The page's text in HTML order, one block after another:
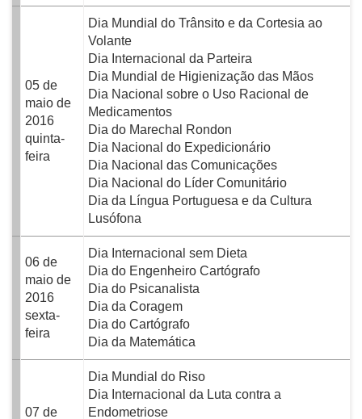
05 de
maio de
2016
quinta-
feira
Dia Mundial do Trânsito e da Cortesia ao
Volante
Dia Internacional da Parteira
Dia Mundial de Higienização das Mãos
Dia Nacional sobre o Uso Racional de
Medicamentos
Dia do Marechal Rondon
Dia Nacional do Expedicionário
Dia Nacional das Comunicações
Dia Nacional do Líder Comunitário
Dia da Língua Portuguesa e da Cultura
Lusófona
06 de
maio de
2016
sexta-
feira
Dia Internacional sem Dieta
Dia do Engenheiro Cartógrafo
Dia do Psicanalista
Dia da Coragem
Dia do Cartógrafo
Dia da Matemática
07 de
Dia Mundial do Riso
Dia Internacional da Luta contra a
Endometriose